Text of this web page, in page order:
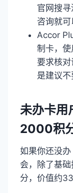
官网搜
咨询就可
Accor
制卡，
要求核
是建议不
未办卡用
2000积分
如果你还没
会，除了基
分，价值约